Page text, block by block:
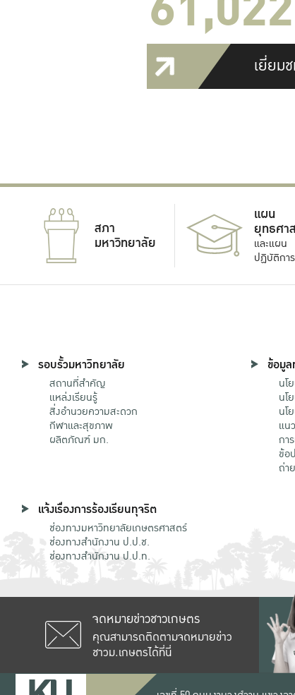
เยี่ยม
สภา
มหาวิทยาลัย
แผน
ยุทธศา
และแผน
ปฏิบัติการ
รอบรั้วมหาวิทยาลัย
สถานที่สำคัญ
แหล่งเรียนรู้
สิ่งอำนวยความสะดวก
กีฬาและสุขภาพ
ผลิตภัณฑ์ มก.
ข้อมูล
นโ
นโ
นโ
แน
กา
ข้อ
ถ่า
แจ้งเรื่องการร้องเรียนทุจริต
ช่องทางมหาวิทยาลัยเกษตรศาสตร์
ช่องทางสำนักงาน ป.ป.ช.
ช่องทางสำนักงาน ป.ป.ท.
จดหมายข่าวชาวเกษตร
คุณสามารถติดตามจดหมายข่าว
ชาวม.เกษตรได้ที่นี่